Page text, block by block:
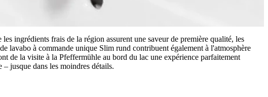
les ingrédients frais de la région assurent une saveur de première qualité, les
lavabo à commande unique Slim rund contribuent également à l'atmosphère
de la visite à la Pfeffermühle au bord du lac une expérience parfaitement
– jusque dans les moindres détails.